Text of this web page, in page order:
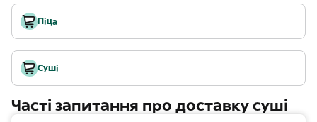
Піца
Суші
Часті запитання про доставку суші